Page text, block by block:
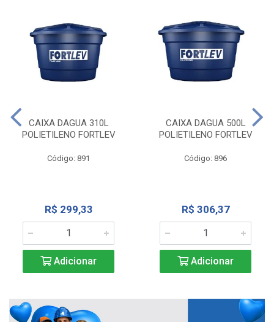
CAIXA DAGUA 310L
POLIETILENO FORTLEV
Código: 891
R$ 299,33
Adicionar
CAIXA DAGUA 500L
POLIETILENO FORTLEV
Código: 896
R$ 306,37
Adicionar